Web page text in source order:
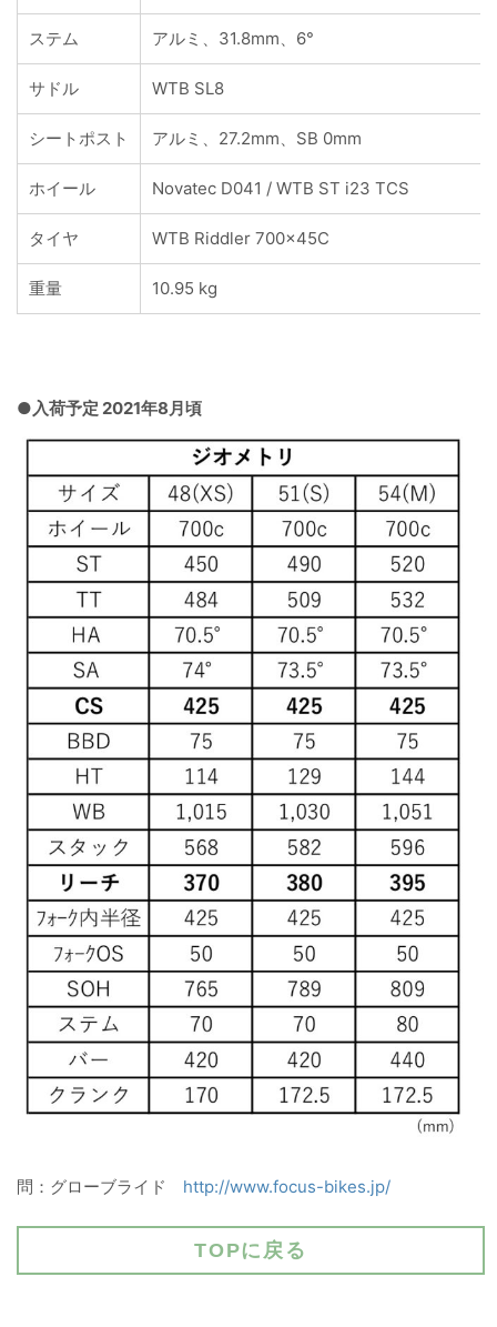
ステム アルミ、31.8mm、6°
サドル WTB SL8
シートポスト アルミ、27.2mm、SB 0mm
ホイール Novatec D041 / WTB ST i23 TCS
タイヤ WTB Riddler 700x45C
重量 10.95 kg
●入荷予定 2021年8月頃
問：グローブライド http://www.focus-bikes.jp/
TOPに戻る